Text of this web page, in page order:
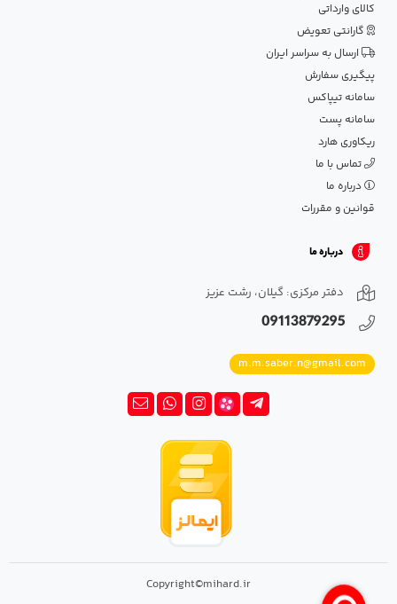
کالای وارداتی
گارانتی تعویض
ارسال به سراسر ایران
پیگیری سفارش
سامانه تیپاکس
سامانه پست
ریکاوری هارد
تماس با ما
درباره ما
قوانین و مقررات
درباره ما
دفتر مرکزی: گیلان، رشت عزیز
09113879295
m.m.saber.n@gmail.com
Copyright©mihard.ir